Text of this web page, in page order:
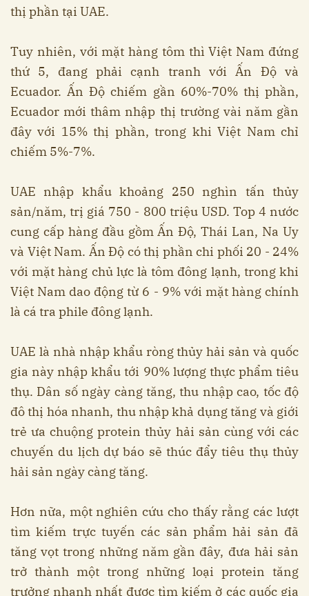
thị phần tại UAE.
Tuy nhiên, với mặt hàng tôm thì Việt Nam đứng
thứ 5, đang phải cạnh tranh với Ấn Độ và
Ecuador. Ấn Độ chiếm gần 60%-70% thị phần,
Ecuador mới thâm nhập thị trường vài năm gần
đây với 15% thị phần, trong khi Việt Nam chỉ
chiếm 5%-7%.
UAE nhập khẩu khoảng 250 nghìn tấn thủy
sản/năm, trị giá 750 - 800 triệu USD. Top 4 nước
cung cấp hàng đầu gồm Ấn Độ, Thái Lan, Na Uy
và Việt Nam. Ấn Độ có thị phần chi phối 20 - 24%
với mặt hàng chủ lực là tôm đông lạnh, trong khi
Việt Nam dao động từ 6 - 9% với mặt hàng chính
là cá tra phile đông lạnh.
UAE là nhà nhập khẩu ròng thủy hải sản và quốc
gia này nhập khẩu tới 90% lượng thực phẩm tiêu
thụ. Dân số ngày càng tăng, thu nhập cao, tốc độ
đô thị hóa nhanh, thu nhập khả dụng tăng và giới
trẻ ưa chuộng protein thủy hải sản cùng với các
chuyến du lịch dự báo sẽ thúc đẩy tiêu thụ thủy
hải sản ngày càng tăng.
Hơn nữa, một nghiên cứu cho thấy rằng các lượt
tìm kiếm trực tuyến các sản phẩm hải sản đã
tăng vọt trong những năm gần đây, đưa hải sản
trở thành một trong những loại protein tăng
trưởng nhanh nhất được tìm kiếm ở các quốc gia